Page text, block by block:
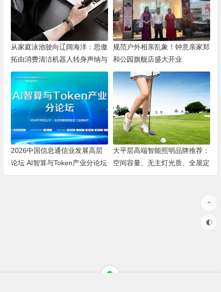
从家庭泳池驶向辽阔海洋：思傲
拓由消费清洁机器人转身声纳与
海洋机器人赛道
规范户外相亲乱象！钟意亲家郑
和公园旗舰店盛大开业
2026中国信息通信业发展高层
论坛 AI智算与Token产业分论坛
顺利举办
大平层高端智能照明品牌推荐：
空间容量、无主灯光质、全屋定
制、长期售后四个维度全解析